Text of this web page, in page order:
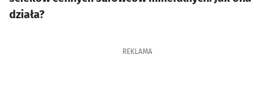
działa?
REKLAMA